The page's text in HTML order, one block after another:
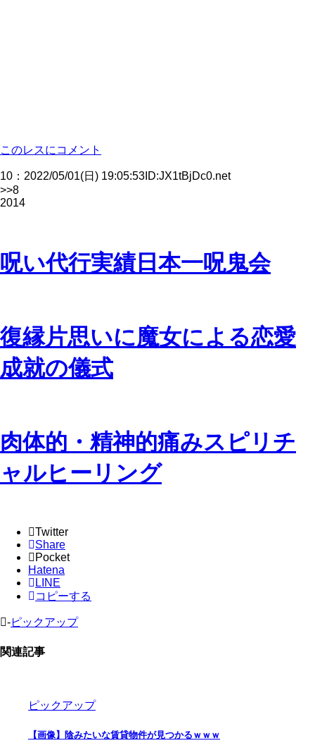
このレスにコメント
10 ： 2022/05/01(日) 19:05:53 ID:JX1tBjDc0.net
>>8
2014
呪い代行実績日本一呪鬼会
復縁片思いに魔女による恋愛
成就の儀式
肉体的・精神的痛みスピリチ
ャルヒーリング
Twitter
Share
Pocket
Hatena
LINE
コピーする
-ピックアップ
関連記事
ピックアップ
【画像】陰みたいな賃貸物件が見つかるｗｗｗ